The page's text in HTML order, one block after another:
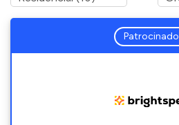
Patrocinado